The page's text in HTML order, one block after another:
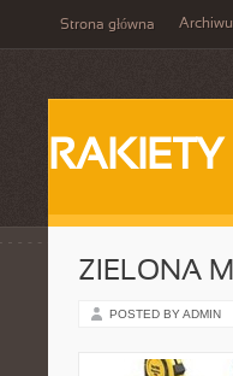
Strona główna
RAKIETY
ZIELONA
POSTED BY ADMIN